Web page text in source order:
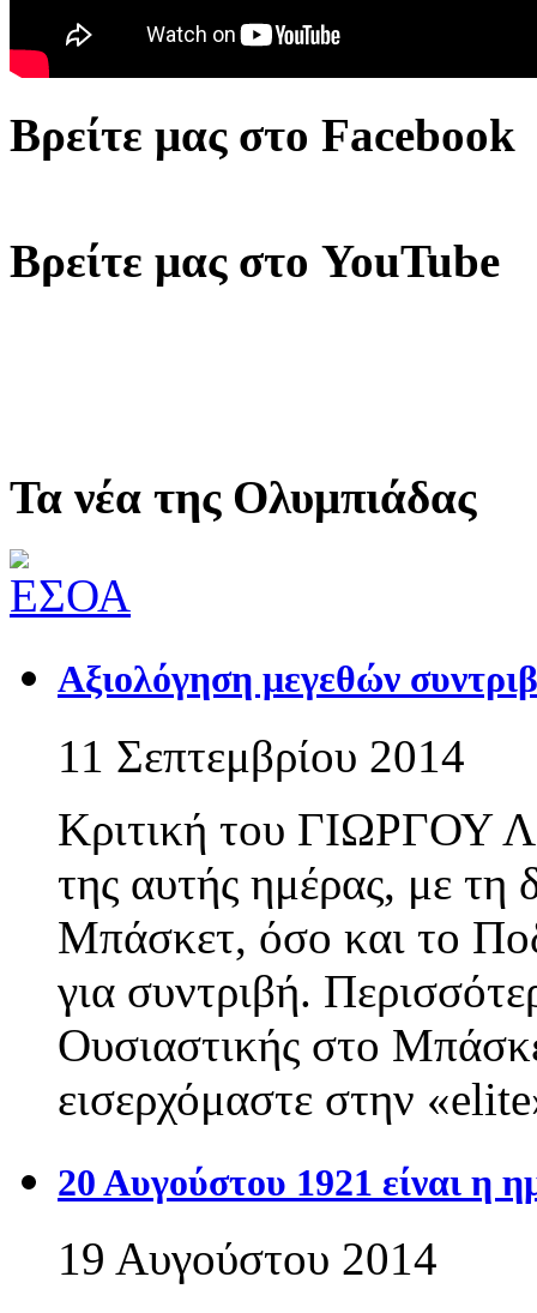
Βρείτε μας στο Facebook
Βρείτε μας στο YouTube
Τα νέα της Ολυμπιάδας
Αξιολόγηση μεγεθών
11 Σεπτεμβρίου 2014
Κριτική του ΓΙΩΡΓΟΥ
της αυτής ημέρας, με τη
Μπάσκετ, όσο και το
για συντριβή.
Ουσιαστικής στο
εισερχόμαστε στην
20 Αυγούστου 1921 είναι η
19 Αυγούστου 2014